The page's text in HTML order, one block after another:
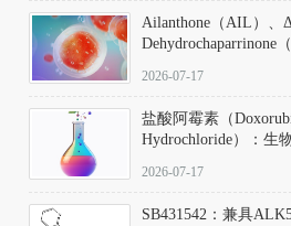
Ailanthone（AIL）、
Dehydrochaparrinone
DKM货号 D806885
2026-07-17
盐酸阿霉素（
Hydrochloride）：生
范
2026-07-17
SB431542：兼具